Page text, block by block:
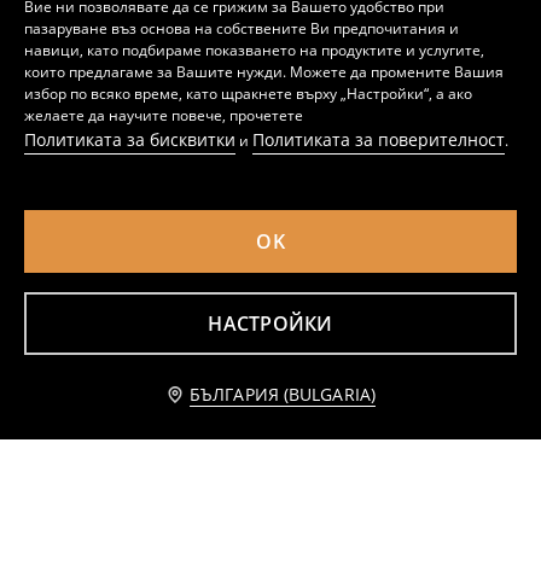
Вие ни позволявате да се грижим за Вашето удобство при
пазаруване въз основа на собствените Ви предпочитания и
навици, като подбираме показването на продуктите и услугите,
които предлагаме за Вашите нужди. Можете да промените Вашия
избор по всяко време, като щракнете върху „Настройки“, а ако
желаете да научите повече, прочетете
Политиката за бисквитки и Политиката за поверителност.
НАСТРОЙКИ
OK
БЪЛГАРИЯ (BULGARIA)
Стъклен контейнер за храна с капак и релефен мотив
,99 EUR
7,80 BGN
Порцеланов съд за чесън
6,99 EUR
13,67 BGN
Уведоми ме